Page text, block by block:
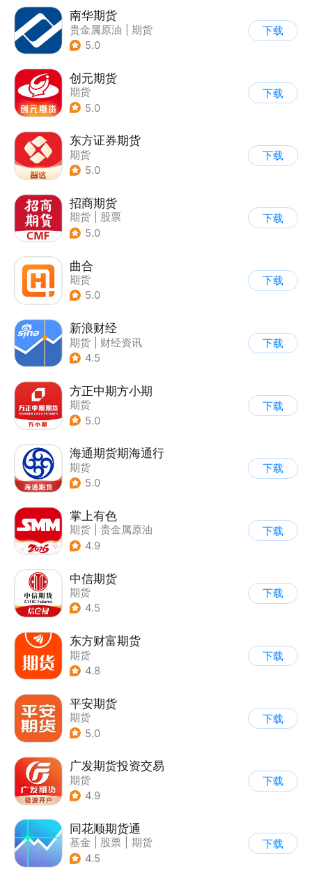
南华期货
贵金属原油
期货
| 股票
5.0
下载
创元期货
期货
5.0
下载
东方证券期货
期货
5.0
下载
招商期货
期货
股票
5.0
下载
曲合
期货
5.0
下载
新浪财经
期货
财经资讯
4.5
下载
方正中期方小期
期货
5.0
下载
海通期货期海通行
期货
5.0
下载
掌上有色
期货
贵金属原油
| 财经新闻
4.9
下载
中信期货
期货
4.5
下载
东方财富期货
期货
4.8
下载
平安期货
期货
5.0
下载
广发期货投资交易
期货
4.9
下载
同花顺期货通
基金 股票
期货
4.5
下载